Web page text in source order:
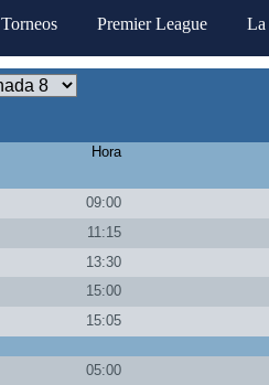
Torneos Premier League La
Hora
09:00
11:15
13:30
15:00
15:05
05:00